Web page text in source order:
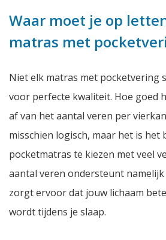
Waar moet je op
matras met
Niet elk matras met pocketvering
voor perfecte kwaliteit. Hoe goed
af van het aantal veren per
misschien logisch, maar het is het
pocketmatras te kiezen met veel
aantal veren ondersteunt
zorgt ervoor dat jouw lichaam
wordt tijdens je slaap.